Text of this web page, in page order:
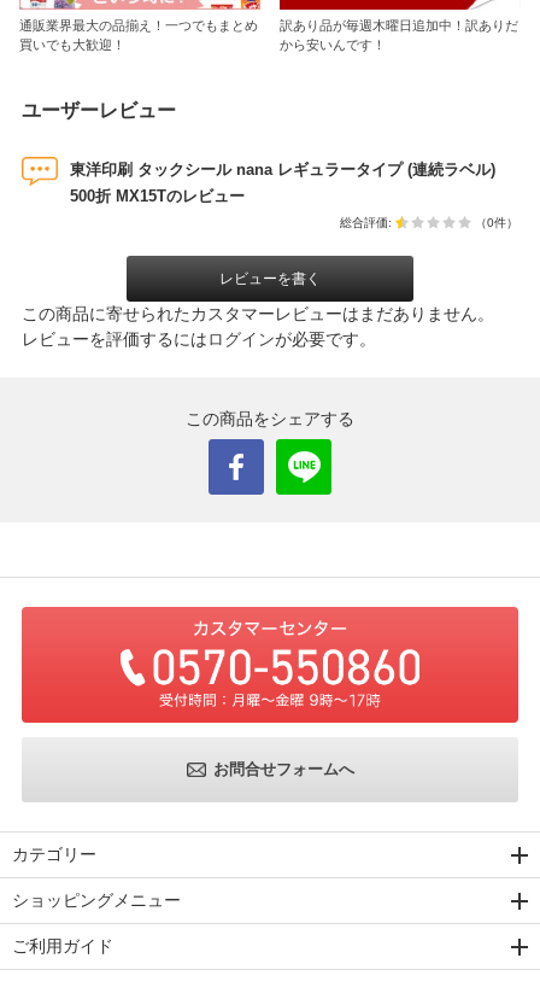
通販業界最大の品揃え！一つでもまとめ
買いでも大歓迎！
訳あり品が毎週木曜日追加中！訳ありだ
から安いんです！
ユーザーレビュー
東洋印刷 タックシール nana レギュラータイプ (連続ラベル)
500折 MX15Tのレビュー
総合評価: （0件）
レビューを書く
この商品に寄せられたカスタマーレビューはまだありません。
レビューを評価するにはログインが必要です。
この商品をシェアする
お問合せフォームへ
カテゴリー
ショッピングメニュー
ご利用ガイド